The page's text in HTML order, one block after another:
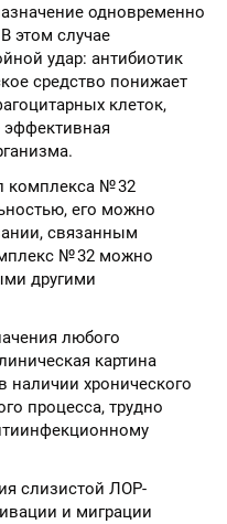
одновременно
этом случае
удар: антибиотик
средство понижает
клеток,
эффективная
комплекса № 32
его можно
связанным
№ 32 можно
другими
любого
картина
наличии хронического
процесса, трудно
слизистой ЛОР-
и миграции